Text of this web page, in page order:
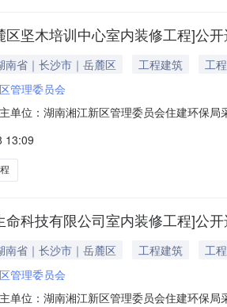
区坚木培训中心室内装修工程]公
南省｜长沙市｜岳麓区 工程建筑
工程
管理委员会
单位：湖南湘江新区管理委员会住建环保
额大写：一千五百-一千五百金额说明：无
13:09
命科技有限公司室内装修工程]公
南省｜长沙市｜岳麓区 工程建筑
工程
管理委员会
单位：湖南湘江新区管理委员会住建环保